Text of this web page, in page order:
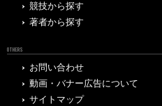
競技から探す
著者から探す
OTHERS
お問い合わせ
動画・バナー広告について
サイトマップ